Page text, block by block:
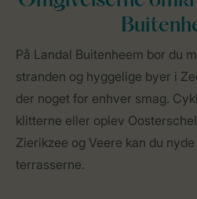
På Landal Buitenheem bor du
stranden og hyggelige byer i
der noget for enhver smag.
klitterne eller oplev
Zierikzee og Veere kan du
terrasserne.